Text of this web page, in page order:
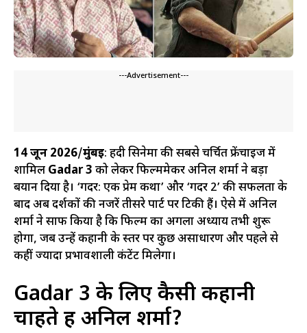
---Advertisement---
14 जून 2026/मुंबई: हिंदी सिनेमा की सबसे चर्चित फ्रेंचाइज में
शामिल Gadar 3 को लेकर फिल्ममेकर अनिल शर्मा ने बड़ा
बयान दिया है। ‘गदर: एक प्रेम कथा’ और ‘गदर 2’ की सफलता के
बाद अब दर्शकों की नजरें तीसरे पार्ट पर टिकी हैं। ऐसे में अनिल
शर्मा ने साफ किया है कि फिल्म का अगला अध्याय तभी शुरू
होगा, जब उन्हें कहानी के स्तर पर कुछ असाधारण और पहले से
कहीं ज्यादा प्रभावशाली कंटेंट मिलेगा।
Gadar 3 के लिए कैसी कहानी
चाहते हैं अनिल शर्मा?